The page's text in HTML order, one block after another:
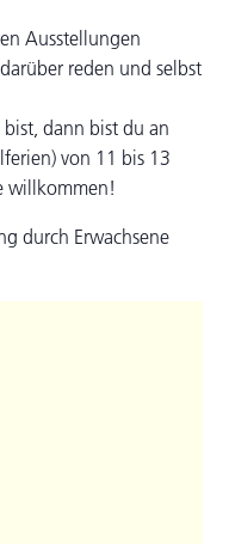
Ausstellungen
reden und selbst
dann bist du an
von 11 bis 13
willkommen!
durch Erwachsene